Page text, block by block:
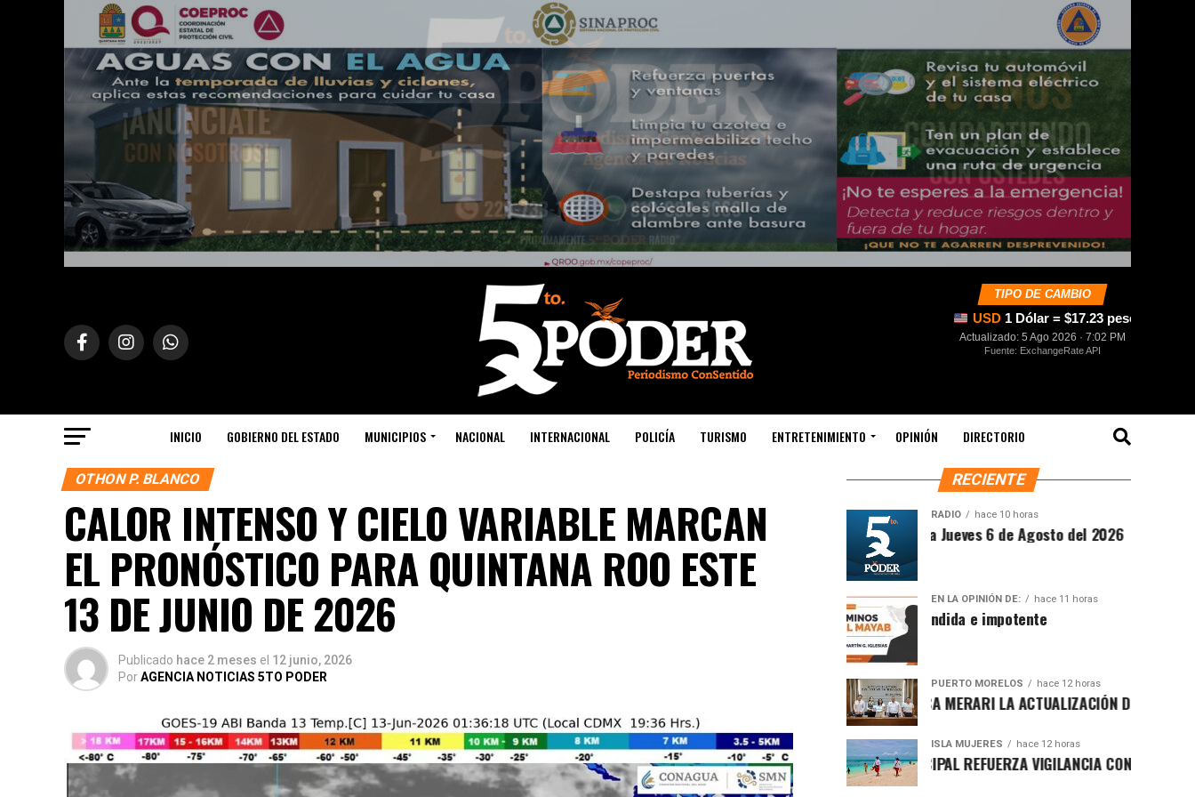
TIPO DE CAMBIO
USD 1 Dólar = $17.23 pesos
Actualizado: 5 Ago 2026 · 7:02 PM
Fuente: ExchangeRate API
INICIO GOBIERNO DEL ESTADO MUNICIPIOS NACIONAL INTERNACIONAL POLICÍA TURISMO ENTRETENIMIENTO OPINIÓN DIRECTORIO
OTHON P. BLANCO
CALOR INTENSO Y CIELO VARIABLE MARCAN
EL PRONÓSTICO PARA QUINTANA ROO ESTE
13 DE JUNIO DE 2026
Publicado hace 2 meses el 12 junio, 2026
PorAGENCIA NOTICIAS 5TO PODER
RECIENTE
RADIO hace 10 horas
Síntesis Matutina Jueves 6 de Agosto del 2026
EN LA OPINIÓN DE: hace 11 horas
Sociedad ofendida e impotente
PUERTO MORELOS hace 12 horas
PRESENTA BLANCA MERARI LA ACTUALIZACIÓN DEL ATLAS DE
ISLA MUJERES hace 12 horas
GOBIERNO MUNICIPAL REFUERZA VIGILANCIA CON GUARDAVIDAS